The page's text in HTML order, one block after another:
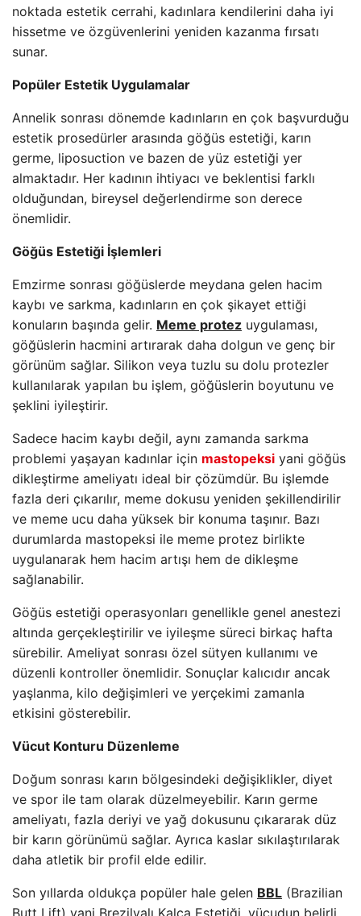
noktada estetik cerrahi, kadınlara kendilerini daha iyi
hissetme ve özgüvenlerini yeniden kazanma fırsatı
sunar.
Popüler Estetik Uygulamalar
Annelik sonrası dönemde kadınların en çok başvurduğu
estetik prosedürler arasında göğüs estetiği, karın
germe, liposuction ve bazen de yüz estetiği yer
almaktadır. Her kadının ihtiyacı ve beklentisi farklı
olduğundan, bireysel değerlendirme son derece
önemlidir.
Göğüs Estetiği İşlemleri
Emzirme sonrası göğüslerde meydana gelen hacim
kaybı ve sarkma, kadınların en çok şikayet ettiği
konuların başında gelir. Meme protez uygulaması,
göğüslerin hacmini artırarak daha dolgun ve genç bir
görünüm sağlar. Silikon veya tuzlu su dolu protezler
kullanılarak yapılan bu işlem, göğüslerin boyutunu ve
şeklini iyileştirir.
Sadece hacim kaybı değil, aynı zamanda sarkma
problemi yaşayan kadınlar için mastopeksi yani göğüs
dikleştirme ameliyatı ideal bir çözümdür. Bu işlemde
fazla deri çıkarılır, meme dokusu yeniden şekillendirilir
ve meme ucu daha yüksek bir konuma taşınır. Bazı
durumlarda mastopeksi ile meme protez birlikte
uygulanarak hem hacim artışı hem de dikleşme
sağlanabilir.
Göğüs estetiği operasyonları genellikle genel anestezi
altında gerçekleştirilir ve iyileşme süreci birkaç hafta
sürebilir. Ameliyat sonrası özel sütyen kullanımı ve
düzenli kontroller önemlidir. Sonuçlar kalıcıdır ancak
yaşlanma, kilo değişimleri ve yerçekimi zamanla
etkisini gösterebilir.
Vücut Konturu Düzenleme
Doğum sonrası karın bölgesindeki değişiklikler, diyet
ve spor ile tam olarak düzelmeyebilir. Karın germe
ameliyatı, fazla deriyi ve yağ dokusunu çıkararak düz
bir karın görünümü sağlar. Ayrıca kaslar sıkılaştırılarak
daha atletik bir profil elde edilir.
Son yıllarda oldukça popüler hale gelen BBL (Brazilian
Butt Lift) yani Brezilyalı Kalça Estetiği, vücudun belirli